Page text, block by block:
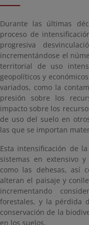
Durante las últimas
proceso de
progresiva
incrementándose el
territorial de uso
geopolíticos y
variados, como la
presión sobre los
impacto sobre los
de uso del suelo en
las que se importan
Esta intensificación de
sistemas en extensivo
como las dehesas, así
alteran el paisaje y
incrementando
forestales, y la pérdida
conservación de la
en los suelos.